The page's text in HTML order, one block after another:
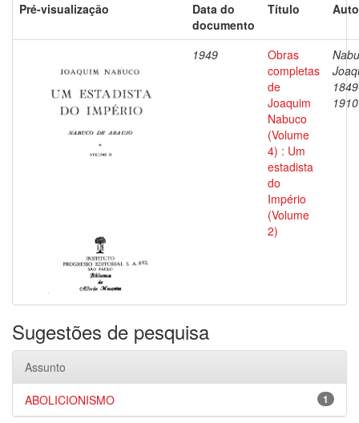
Pré-visualização
Data do
documento
Título
1949
Obras
completas
de
Joaquim
Nabuco
(Volume
4) : Um
estadista
do
Império
(Volume
2)
1910
Sugestões de pesquisa
Assunto
1
ABOLICIONISMO